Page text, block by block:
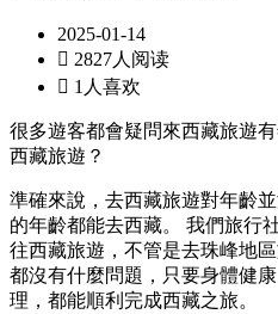
2025-01-14
 2827人阅读
 1人喜欢
很多遊客都會疑問來西藏旅遊
西藏旅遊？
準確來說，去西藏旅遊對年齡
的年齡都能去西藏。 我們旅行
往西藏旅遊，不管是去珠峰地
都沒有什麼問題，只要身體健
理，都能順利完成西藏之旅。